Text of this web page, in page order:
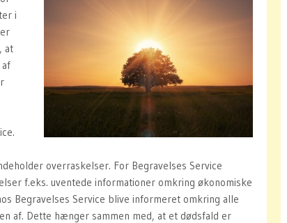
i
, at
overraskelser. For Begravelses Service
f.eks. uventede informationer omkring økonomiske
Begravelses Service blive informeret omkring alle
af. Dette hænger sammen med, at et dødsfald er